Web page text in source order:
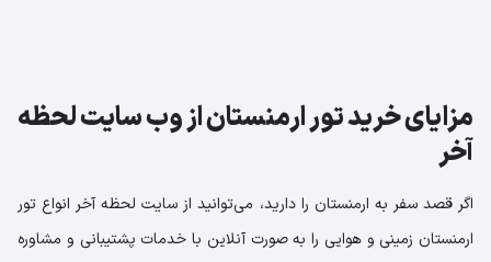
مزایای خرید تور ارمنستان از وب سایت لحظه
آخر
اگر قصد سفر به ارمنستان را دارید، می‌توانید از سایت لحظه آخر انواع تور
ارمنستان زمینی و هوایی را به صورت آنلاین با خدمات پشتیبانی و مشاوره